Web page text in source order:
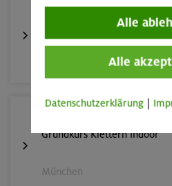
22./23.08.26
Bouldern für Einsteiger
Grundkurs Klettern indoor
München
Alle
Alle
Datenschutzerklärung